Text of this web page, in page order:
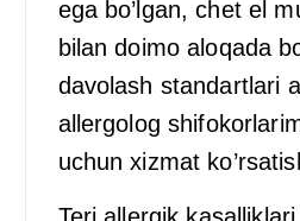
ega bo’lgan, chet el
bilan doimo aloqada
davolash standartlari
allergolog
uchun xizmat